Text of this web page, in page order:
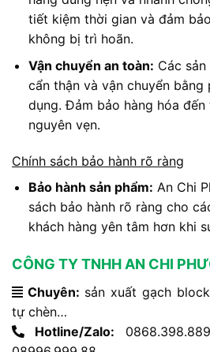
tiết kiệm thời gian và đảm
không bị trì hoãn.
Vận chuyển an toàn: Các
cẩn thận và vận chuyển bằng
dụng. Đảm bảo hàng hóa đến
nguyên vẹn.
Chính sách bảo hành rõ ràng
Bảo hành sản phẩm: An Chi
sách bảo hành rõ ràng cho
khách hàng yên tâm hơn khi
CÔNG TY TNHH AN CHI
Chuyên: sản xuất gạch
tự chèn…
Hotline/Zalo: